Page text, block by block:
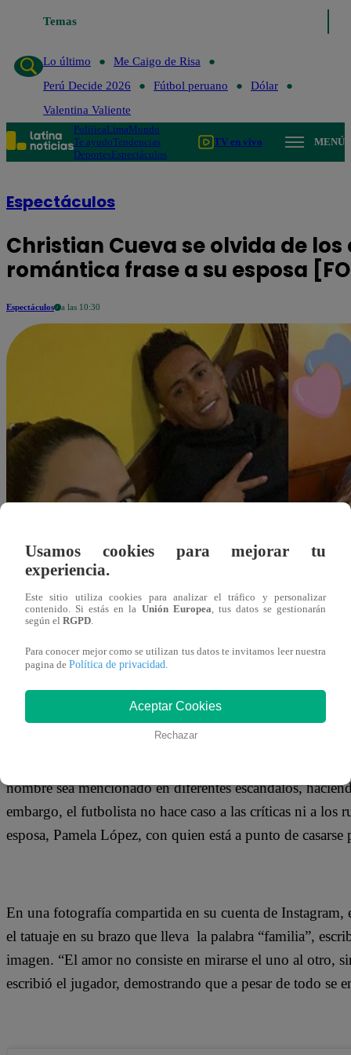
Temas
Lo último
Lo último
Me Caigo de Risa
Perú Decide 2026
Fútbol peruano
Dólar
Valentina Valiente
PolíticaLimaMundo
Te ayudoTendencias
DeportesEspectáculos
TV en vivo MENÚ
Espectáculos
Christian Cueva se olvida de
romántica frase a su esposa
Espectáculos a las 10:30
Redacción Latina
12 de diciembre 2019
nombre sea mencionado en diferentes escándalos,
embargo, el futbolista no hace caso a las críticas ni a los
esposa, Pamela López, con quien está a punto de
En una fotografía compartida en su cuenta de
el tatuaje en su brazo que lleva la palabra “familia”,
imagen. “El amor no consiste en mirarse el uno al otro,
escribió el jugador, demostrando que a pesar de todo se
Usamos cookies para mejorar tu
experiencia.
Este sitio utiliza cookies para analizar el tráfico y personalizar
contenido. Si estás en la Unión Europea , tus datos se gestionarán
según el RGPD
Para conocer mejor como se utilizan tus datos te invitamos leer nuestra
pagina de Política de privacidad
Aceptar Cookies
Rechazar